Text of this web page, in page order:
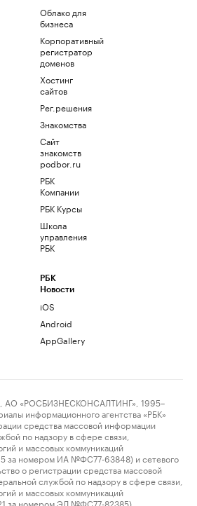
Облако для
бизнеса
Корпоративный
регистратор
доменов
Хостинг
сайтов
Рег.решения
Знакомства
Сайт
знакомств
podbor.ru
РБК
Компании
РБК Курсы
Школа
управления
РБК
РБК
Новости
iOS
Android
AppGallery
«РОСБИЗНЕСКОНСАЛТИНГ», 1995–
информационного агентства «РБК»
средства массовой информации
по надзору в сфере связи,
и массовых коммуникаций
за номером ИА №ФС77-63848) и сетевого
о регистрации средства массовой
службой по надзору в сфере связи,
и массовых коммуникаций
за номером ЭЛ №ФС77-82385)